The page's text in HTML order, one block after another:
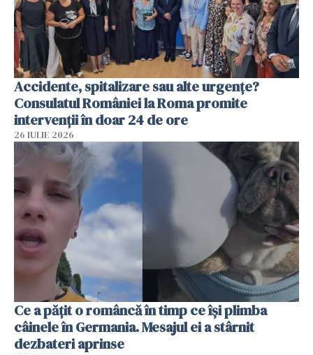
Accidente, spitalizare sau alte urgențe?
Consulatul României la Roma promite
intervenții în doar 24 de ore
26 IULIE 2026
Ce a pățit o româncă în timp ce își plimba
câinele în Germania. Mesajul ei a stârnit
dezbateri aprinse